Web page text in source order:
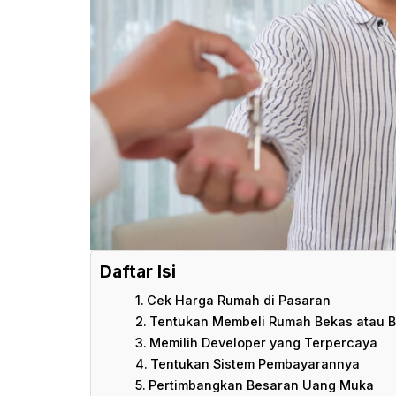
Daftar Isi
Cek Harga Rumah di Pasaran
Tentukan Membeli Rumah Bekas atau
Memilih Developer yang Terpercaya
Tentukan Sistem Pembayarannya
Pertimbangkan Besaran Uang Muka